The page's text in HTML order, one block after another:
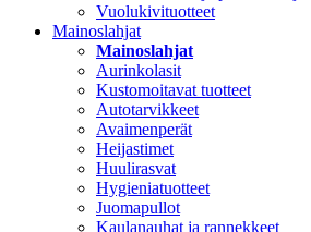
Vuolukivituotteet
Mainoslahjat
Mainoslahjat
Aurinkolasit
Kustomoitavat tuotteet
Autotarvikkeet
Avaimenperät
Heijastimet
Huulirasvat
Hygieniatuotteet
Juomapullot
Kaulanauhat ja rannekkeet